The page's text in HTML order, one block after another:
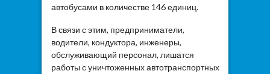
автобусами в количестве 146 единиц.
В связи с этим, предприниматели,
водители, кондуктора, инженеры,
обслуживающий персонал, лишатся
работы с уничтоженных автотранспортных